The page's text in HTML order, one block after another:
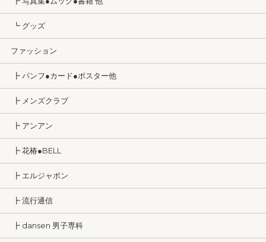
┗ グッズ
ファッション
┣ パンフ●カード●ポスター他
┣ メンズクラブ
┣ アンアン
┣ 花椿●BELL
┣ エルジャポン
┣ 流行通信
┣ dansen 男子専科